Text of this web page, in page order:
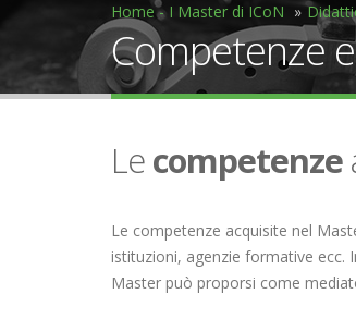
Home - I Master di ICoN
Competenze
Lecompetenze
Le competenze acquisite nel
istituzioni, agenzie formative ecc.
Master può proporsi come